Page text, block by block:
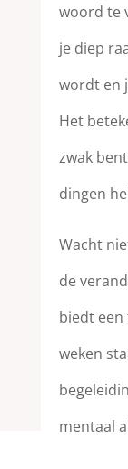
woord te
je diep
wordt en
Het
zwak
dingen
Wacht
de
biedt een
weken
mentaal